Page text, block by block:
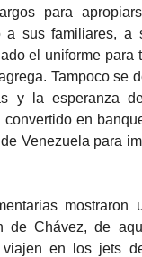
para
a sus familiares,
el uniforme
Tampoco se
y la esperanza
en
Venezuela para
de Chávez, de
en los jets